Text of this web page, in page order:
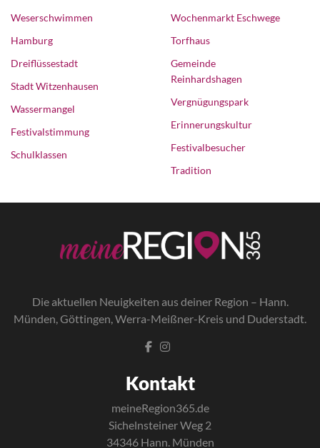
Weserschwimmen
Hamburg
Dreiflüssestadt
Stadt Witzenhausen
Wassermangel
Festivalstimmung
Schulklassen
Wochenmarkt Eschwege
Torfhaus
Gemeinde
Reinhardshagen
Vergnügungspark
Erinnerungskultur
Festivalbesucher
Tradition
Die aktuellen Neuigkeiten aus deiner Region – Hann.
Münden, Göttingen, Werra-Meißner-Kreis und Duderstadt.
Kontakt
meineRegion365.de
Sichelnsteiner Weg 2
34346 Hann. Münden